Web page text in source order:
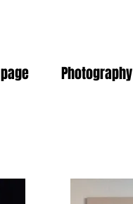
Photography